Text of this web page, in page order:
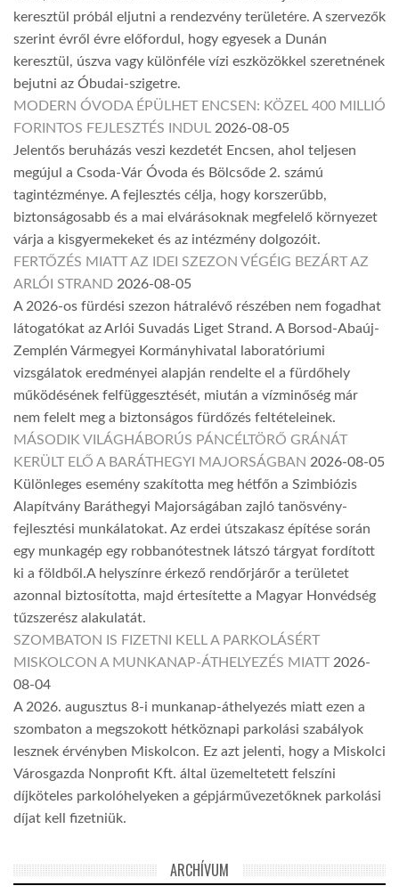
keresztül próbál eljutni a rendezvény területére. A szervezők
szerint évről évre előfordul, hogy egyesek a Dunán
keresztül, úszva vagy különféle vízi eszközökkel szeretnének
bejutni az Óbudai-szigetre.
MODERN ÓVODA ÉPÜLHET ENCSEN: KÖZEL 400 MILLIÓ
FORINTOS FEJLESZTÉS INDUL 2026-08-05
Jelentős beruházás veszi kezdetét Encsen, ahol teljesen
megújul a Csoda-Vár Óvoda és Bölcsőde 2. számú
tagintézménye. A fejlesztés célja, hogy korszerűbb,
biztonságosabb és a mai elvárásoknak megfelelő környezet
várja a kisgyermekeket és az intézmény dolgozóit.
FERTŐZÉS MIATT AZ IDEI SZEZON VÉGÉIG BEZÁRT AZ
ARLÓI STRAND 2026-08-05
A 2026-os fürdési szezon hátralévő részében nem fogadhat
látogatókat az Arlói Suvadás Liget Strand. A Borsod-Abaúj-
Zemplén Vármegyei Kormányhivatal laboratóriumi
vizsgálatok eredményei alapján rendelte el a fürdőhely
működésének felfüggesztését, miután a vízminőség már
nem felelt meg a biztonságos fürdőzés feltételeinek.
MÁSODIK VILÁGHÁBORÚS PÁNCÉLTÖRŐ GRÁNÁT
KERÜLT ELŐ A BARÁTHEGYI MAJORSÁGBAN 2026-08-05
Különleges esemény szakította meg hétfőn a Szimbiózis
Alapítvány Baráthegyi Majorságában zajló tanösvény-
fejlesztési munkálatokat. Az erdei útszakasz építése során
egy munkagép egy robbanótestnek látszó tárgyat fordított
ki a földből.A helyszínre érkező rendőrjárőr a területet
azonnal biztosította, majd értesítette a Magyar Honvédség
tűzszerész alakulatát.
SZOMBATON IS FIZETNI KELL A PARKOLÁSÉRT
MISKOLCON A MUNKANAP-ÁTHELYEZÉS MIATT 2026-
08-04
A 2026. augusztus 8-i munkanap-áthelyezés miatt ezen a
szombaton a megszokott hétköznapi parkolási szabályok
lesznek érvényben Miskolcon. Ez azt jelenti, hogy a Miskolci
Városgazda Nonprofit Kft. által üzemeltetett felszíni
díjköteles parkolóhelyeken a gépjárművezetőknek parkolási
díjat kell fizetniük.
ARCHÍVUM